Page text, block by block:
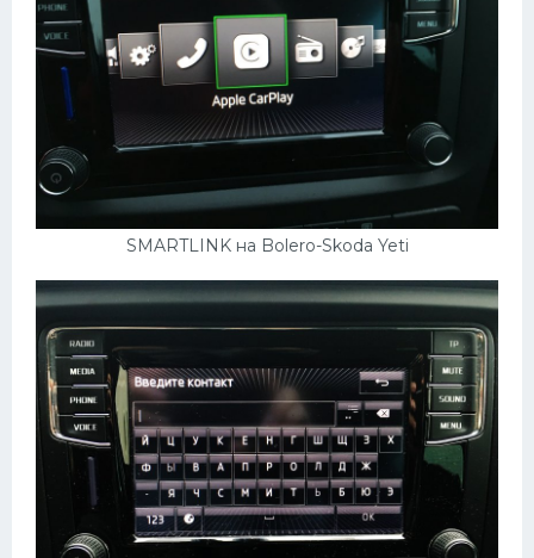
SMARTLINK на Bolero-Skoda Yeti